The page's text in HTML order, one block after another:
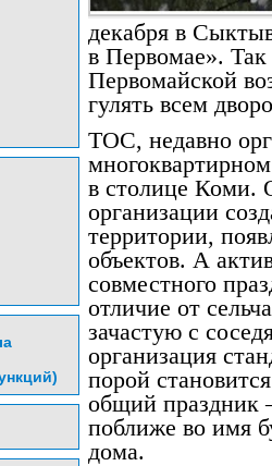
декабря в
в Первомае».
Первомайской
гулять всем
ТОС, недавно
в столице Коми.
организации
территории,
объектов. А
совместного
отличие от
зачастую с
организация
порой
общий праздник
поближе во имя
дома.